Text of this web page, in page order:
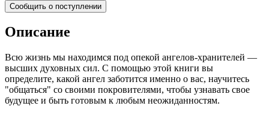
Сообщить о поступлении
Описание
Всю жизнь мы находимся под опекой ангелов-хранителей —
высших духовных сил. С помощью этой книги вы
определите, какой ангел заботится именно о вас, научитесь
"общаться" со своими покровителями, чтобы узнавать свое
будущее и быть готовым к любым неожиданностям.